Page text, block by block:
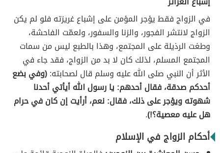
في الزواج فقط يؤجر المؤمن على إشباع غريزته فلو لم يكن
الزواج لانتشر الفجور، والزنا والسفور، ولعمّت الفاحشة،
وطغت الرذيلة على المجتمع، وهذا بالطبع ليس من سمات
المجتمع المسلم، لذلك كان لا بد من الزواج، فقد جاء في
الأثر أن النبي صلى الله عليه وسلم قال لصحابته:(وفي بضع
أحدكم صدقة، فقال أحدهم: يا رسول الله أيأتي أحدنا
شهوته ويؤجر على ذلك، فقال: نعم، أرأيت إن كان في حرام
هل عليه معصية؟!).
أحكام الزواج في الإسلام